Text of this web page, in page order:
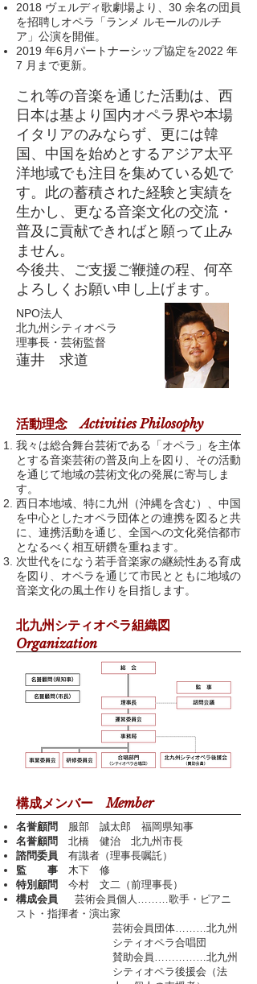
2018 ヴェルディ歌劇場より、30 余名の団員
を招聘しオペラ「ランメ ルモールのルチ
ア」公演を開催。
2019 年6月パートナーシップ協定を2022 年
7 月まで更新。
これ等の音楽を通じた活動は、西
日本は基より国内オペラ界や本場
イタリアのみならず、更には韓
国、中国を始めとするアジア太平
洋地域でも注目を集めている処で
す。此の蓄積された経験と実績を
生かし、更なる音楽文化の交流・
普及に貢献できればと願って止み
ません。
今後共、ご支援ご鞭撻の程、何卒
よろしくお願い申し上げます。
NPO法人
北九州シティオペラ
理事長・芸術監督
蓮井 求道
名誉顧問 服部 誠太郎 福岡県知事
名誉顧問 北橋 健治 北九州市長
諮問委員 有識者（理事長嘱託）
監 事 木下 修
特別顧問 今村 文二（前理事長）
構成会員 芸術会員個人………歌手・ピアニ
スト・指揮者・演出家
芸術会員団体………北九州
シティオペラ合唱団
賛助会員……………北九州
シティオペラ後援会（法
活動理念Activities Philosophy
我々は総合舞台芸術である「オペラ」を主体
とする音楽芸術の普及向上を図り、その活動
を通じて地域の芸術文化の発展に寄与しま
す。
西日本地域、特に九州（沖縄を含む）、中国
を中心としたオペラ団体との連携を図ると共
に、連携活動を通じ、全国への文化発信都市
となるべく相互研鑽を重ねます。
次世代をになう若手音楽家の継続性ある育成
を図り、オペラを通じて市民とともに地域の
音楽文化の風土作りを目指します。
北九州シティオペラ組織図
Organization
構成メンバー Member